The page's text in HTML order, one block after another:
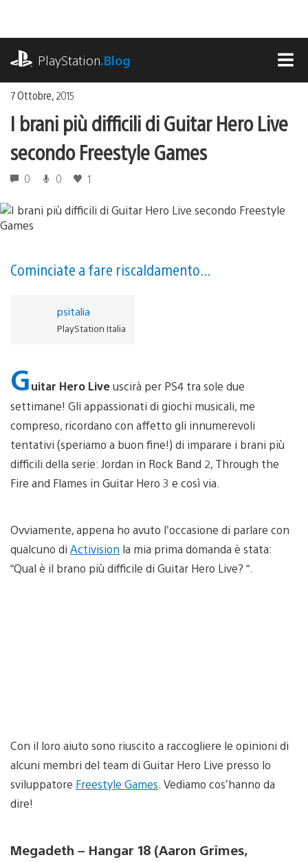
contenuto
PlayStation.Blog
7 Ottobre, 2015
I brani più difficili di Guitar Hero Live
secondo Freestyle Games
0 0 1
Cominciate a fare riscaldamento...
psitalia
PlayStation Italia
Guitar Hero Liveuscirà per PS4 tra sole due
settimane! Gli appassionati di giochi musicali, me
compreso, ricordano con affetto gli innumerevoli
tentativi (speriamo a buon fine!) di imparare i brani più
difficili della serie: Jordan in Rock Band 2, Through the
Fire and Flames in Guitar Hero 3 e così via.
Ovviamente, appena ho avuto l’occasione di parlare con
qualcuno di Activision la mia prima domanda è stata:
“Qual è il brano più difficile di Guitar Hero Live? “.
Con il loro aiuto sono riuscito a raccogliere le opinioni di
alcuni membri del team di Guitar Hero Live presso lo
sviluppatore Freestyle Games . Vediamo cos’hanno da
dire!
Megadeth – Hangar 18 (Aaron Grimes,